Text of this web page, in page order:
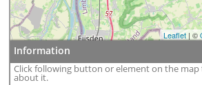
Leaflet| ©
Information
Click following button or element on the
about it.